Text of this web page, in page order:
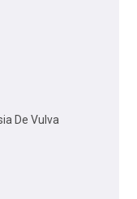
De Vulva